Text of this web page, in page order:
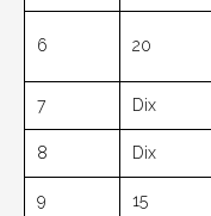
6 20
7 Dix
8 Dix
9 15